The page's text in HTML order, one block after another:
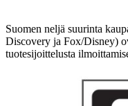
Suomen neljä suurinta
Discovery ja Fox/Disney)
tuotesijoittelusta